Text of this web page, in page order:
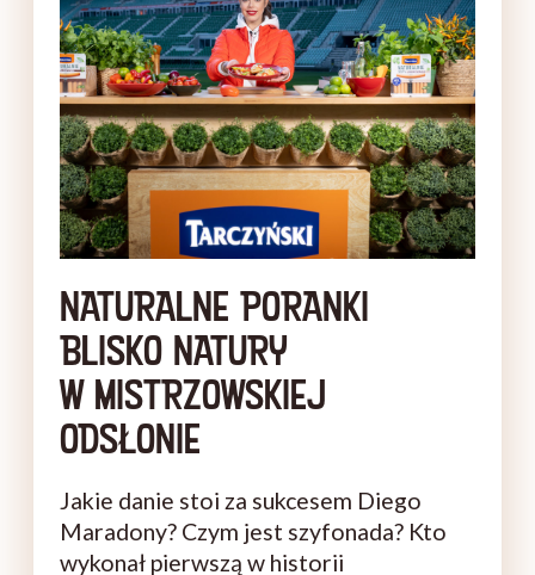
NATURALNE PORANKI
BLISKO NATURY
W MISTRZOWSKIEJ
ODSŁONIE
Jakie danie stoi za sukcesem Diego
Maradony? Czym jest szyfonada? Kto
wykonał pierwszą w historii